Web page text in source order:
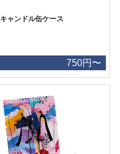
キャンドル缶ケース
750円〜